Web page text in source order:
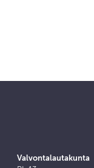
Valvontalautakunta